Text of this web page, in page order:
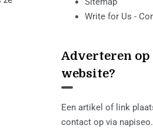
Write for Us -
Adverteren op
website?
Een artikel of link
contact op via